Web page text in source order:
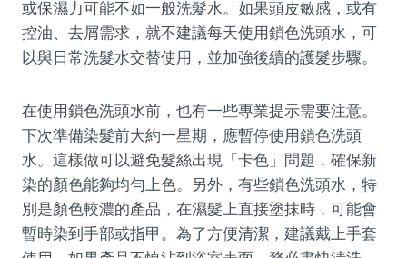
或保濕力可能不如一般洗髮水。如果頭皮敏感，或有
控油、去屑需求，就不建議每天使用鎖色洗頭水，可
以與日常洗髮水交替使用，並加強後續的護髮步驟。
在使用鎖色洗頭水前，也有一些專業提示需要注意。
下次準備染髮前大約一星期，應暫停使用鎖色洗頭
水。這樣做可以避免髮絲出現「卡色」問題，確保新
染的顏色能夠均勻上色。另外，有些鎖色洗頭水，特
別是顏色較濃的產品，在濕髮上直接塗抹時，可能會
暫時染到手部或指甲。為了方便清潔，建議戴上手套